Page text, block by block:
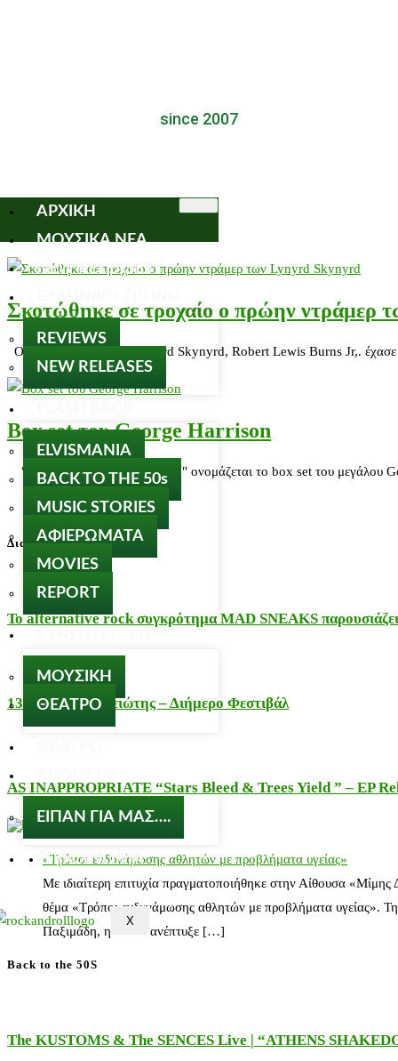
since 2007
ΑΡΧΙΚΗ
ΜΟΥΣΙΚΑ ΝΕΑ
NEW RELEASES
REVIEWS
NEW RELEASES
ELVISMANIA
BACK TO THE 50s
MUSIC STORIES
ΑΦΙΕΡΩΜΑΤΑ
MOVIES
REPORT
ΜΟΥΣΙΚΗ
ΘΕΑΤΡΟ
ΕΙΠΑΝ ΓΙΑ ΜΑΣ….
ΕΠΙΚΟΙΝΩΝΙΑ
X
Σκοτώθηκε σε τροχαίο ο πρώην ντράμερ
Ο πρώην ντράμερ των lynyrd Skynyrd, Robert Lewis Burns Jr,. έχασε
Box set του George Harrison
"The Apple Years 1968-1975" ονομάζεται το box set του μεγάλου
Διαβάστε…
Το alternative rock συγκρότημα MAD SNEAKS
13 χρόνια Εξαρχειώτης – Διήμερο Φεστιβάλ
AS INAPPROPRIATE “Stars Bleed & Trees Yield ” – EP
nosos-notalone.gr
«Τρόποι ενδυνάμωσης αθλητών με προβλήματα υγείας»
Με ιδιαίτερη επιτυχία πραγματοποιήθηκε στην Αίθουσα
θέμα «Τρόποι ενδυνάμωσης αθλητών με προβλήματα υγείας».
Παξιμάδη, η οποία ανέπτυξε […]
Back to the 50S
The KUSTOMS & The SENCES Live | “ATHENS